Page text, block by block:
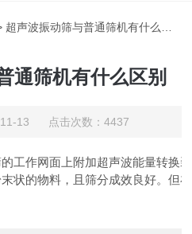
超声波振动筛与普通筛机有什么区别
通筛机有什么区别
11-13 点击次数：4437
工作网面上附加超声波能量转换
状的物料，且筛分成效良好。但